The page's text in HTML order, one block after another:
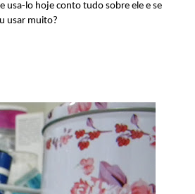
usa-lo hoje conto tudo sobre ele e se
usar muito?